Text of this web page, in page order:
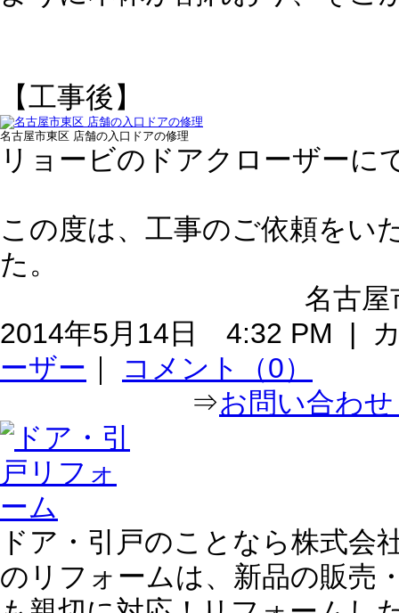
【工事後】
名古屋市東区 店舗の入口ドアの修理
リョービのドアクローザーに
この度は、工事のご依頼をい
た。
名古
2014年5月14日 4:32 PM |
ーザー
コメント（0）
⇒お問い合わ
ドア・引戸のことなら株式
のリフォームは、新品の販売